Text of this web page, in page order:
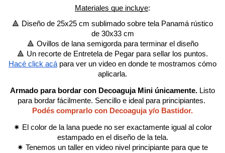
Materiales que incluye:
🔺 Diseño de 25x25 cm sublimado sobre tela Panamá rústico
de 30x33 cm
🔺 Ovillos de lana semigorda para terminar el diseño
🔺 Un recorte de Entretela de Pegar para sellar los puntos.
Hacé click acá para ver un video en donde te mostramos cómo
aplicarla.
Armado para bordar con Decoaguja Mini únicamente. Listo
para bordar fácilmente. Sencillo e ideal para principiantes.
Podés comprarlo con Decoaguja y/o Bastidor.
✷ El color de la lana puede no ser exactamente igual al color
estampado en el diseño de la tela.
✷ Tenemos un taller en video nivel principiante para que te